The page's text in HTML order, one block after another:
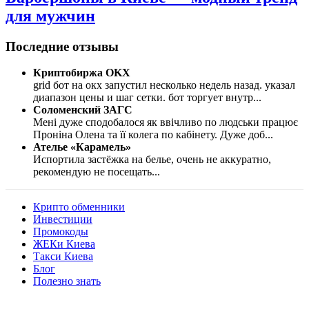
для мужчин
Последние отзывы
Криптобиржа OKX
grid бот на окх запустил несколько недель назад. указал
диапазон цены и шаг сетки. бот торгует внутр...
Соломенский ЗАГС
Мені дуже сподобалося як ввічливо по людськи працює
Проніна Олена та її колега по кабінету. Дуже доб...
Ателье «Карамель»
Испортила застёжка на белье, очень не аккуратно,
рекомендую не посещать...
Крипто обменники
Инвестиции
Промокоды
ЖЕКи Киева
Такси Киева
Блог
Полезно знать